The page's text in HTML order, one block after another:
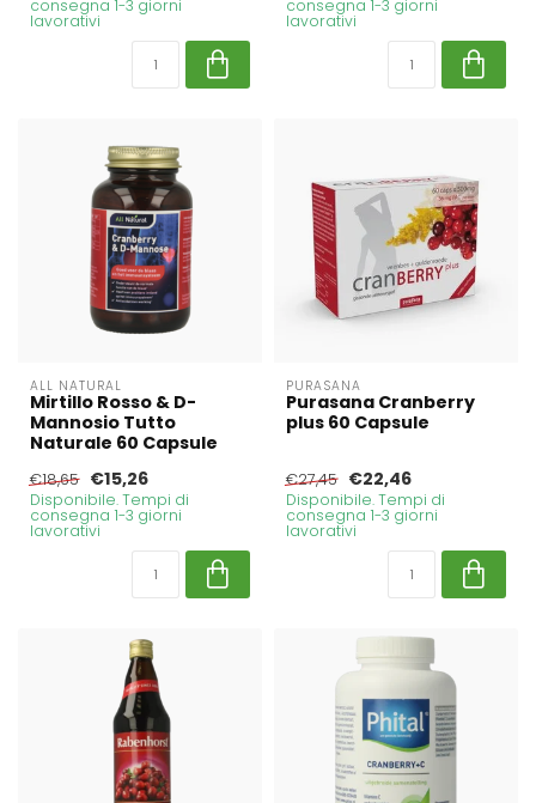
consegna 1-3 giorni
lavorativi
consegna 1-3 giorni
lavorativi
ALL NATURAL
Mirtillo Rosso & D-
Mannosio Tutto
Naturale 60 Capsule
€18,65 €15,26
Disponibile. Tempi di
consegna 1-3 giorni
lavorativi
PURASANA
Purasana Cranberry
plus 60 Capsule
€27,45 €22,46
Disponibile. Tempi di
consegna 1-3 giorni
lavorativi